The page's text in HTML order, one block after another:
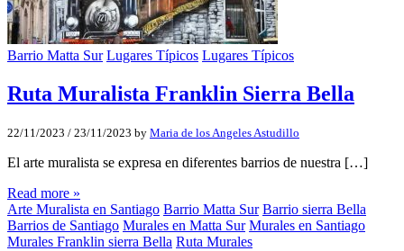
Barrio Matta Sur Lugares Típicos Lugares Típicos
Ruta Muralista Franklin Sierra Bella
22/11/2023 / 23/11/2023 by Maria de los Angeles Astudillo
El arte muralista se expresa en diferentes barrios de nuestra […]
Read more »
Arte Muralista en Santiago Barrio Matta Sur Barrio sierra Bella
Barrios de Santiago Murales en Matta Sur Murales en Santiago
Murales Franklin sierra Bella Ruta Murales